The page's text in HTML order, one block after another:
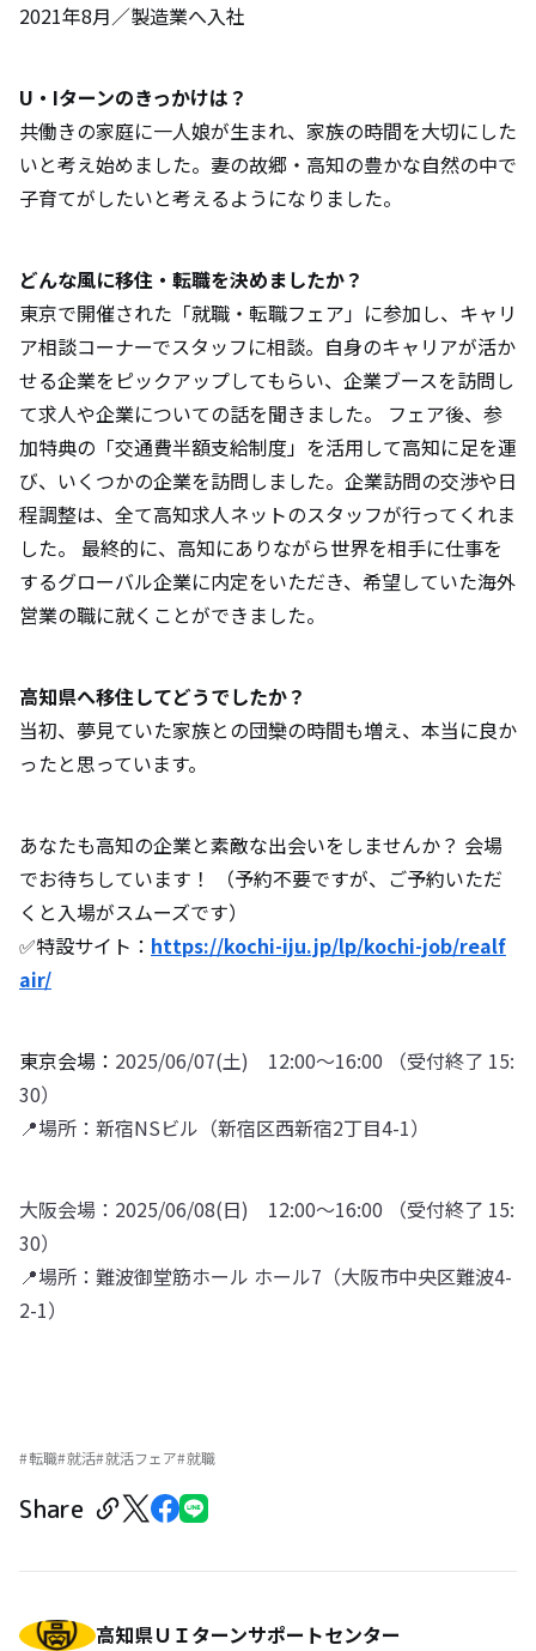
2021年8月／製造業へ入社
U・Iターンのきっかけは？
共働きの家庭に一人娘が生まれ、家族の時間を大切にした
いと考え始めました。妻の故郷・高知の豊かな自然の中で
子育てがしたいと考えるようになりました。
どんな風に移住・転職を決めましたか？
東京で開催された「就職・転職フェア」に参加し、キャリ
ア相談コーナーでスタッフに相談。自身のキャリアが活か
せる企業をピックアップしてもらい、企業ブースを訪問し
て求人や企業についての話を聞きました。 フェア後、参
加特典の「交通費半額支給制度」を活用して高知に足を運
び、いくつかの企業を訪問しました。企業訪問の交渉や日
程調整は、全て高知求人ネットのスタッフが行ってくれま
した。 最終的に、高知にありながら世界を相手に仕事を
するグローバル企業に内定をいただき、希望していた海外
営業の職に就くことができました。
高知県へ移住してどうでしたか？
当初、夢見ていた家族との団欒の時間も増え、本当に良か
ったと思っています。
あなたも高知の企業と素敵な出会いをしませんか？ 会場
でお待ちしています！ （予約不要ですが、ご予約いただ
くと入場がスムーズです）
✅特設サイト： https://kochi-iju.jp/lp/kochi-job/realf
air/
東京会場： 2025/06/07(土) 12:00～16:00 （受付終了 15:
30）
📍場所：新宿NSビル（新宿区西新宿2丁目4-1）
大阪会場：2025/06/08(日) 12:00～16:00 （受付終了 15:
30）
📍場所：難波御堂筋ホール ホール7（大阪市中央区難波4-
2-1）
転職 就活 就活フェア 就職
Share
高知県ＵＩターンサポートセンター